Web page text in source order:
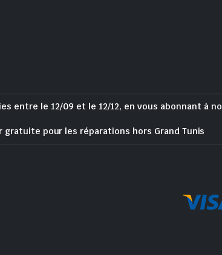
entre le 12/09 et le 12/12, en vous abonnant à
gratuite pour les réparations hors Grand Tunis